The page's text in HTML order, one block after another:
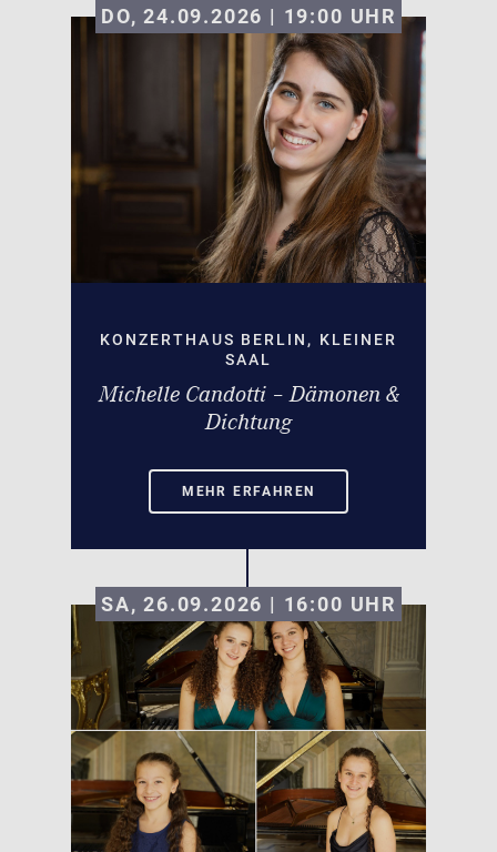
DO, 24.09.2026 | 19:00 UHR
KONZERTHAUS BERLIN, KLEINER
SAAL
Michelle Candotti – Dämonen &
Dichtung
MEHR ERFAHREN
SA, 26.09.2026 | 16:00 UHR